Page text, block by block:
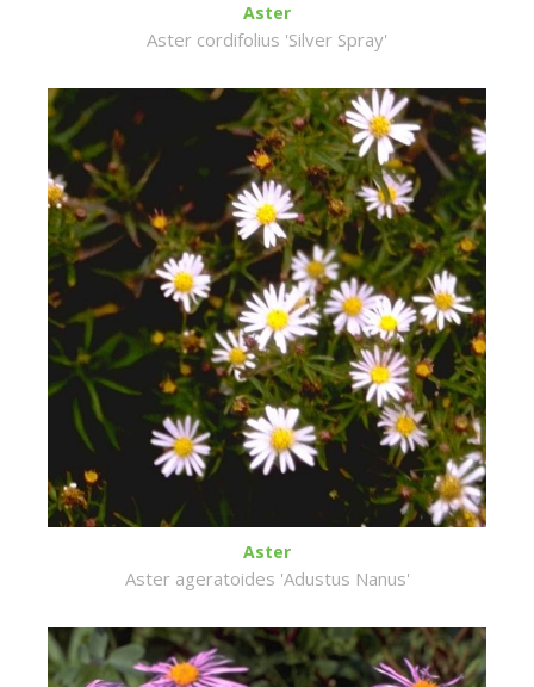
Aster
Aster cordifolius 'Silver Spray'
Aster
Aster ageratoides 'Adustus Nanus'